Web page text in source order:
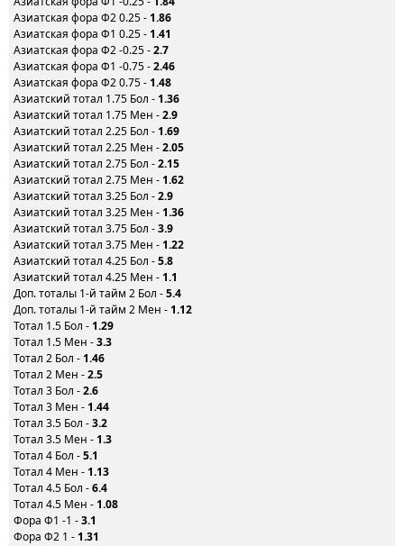
Азиатская фора Ф2 0.25 - 1.86
Азиатская фора Ф1 0.25 - 1.41
Азиатская фора Ф2 -0.25 -2.7
Азиатская фора Ф1 -0.75 -2.46
Азиатская фора Ф2 0.75 - 1.48
Азиатский тотал 1.75 Бол - 1.36
Азиатский тотал 1.75 Мен -2.9
Азиатский тотал 2.25 Бол - 1.69
Азиатский тотал 2.25 Мен -2.05
Азиатский тотал 2.75 Бол -2.15
Азиатский тотал 2.75 Мен - 1.62
Азиатский тотал 3.25 Бол -2.9
Азиатский тотал 3.25 Мен - 1.36
Азиатский тотал 3.75 Бол -3.9
Азиатский тотал 3.75 Мен - 1.22
Азиатский тотал 4.25 Бол -5.8
Азиатский тотал 4.25 Мен - 1.1
Доп. тоталы 1-й тайм 2 Бол -5.4
Доп. тоталы 1-й тайм 2 Мен - 1.12
Тотал 1.5 Бол - 1.29
Тотал 1.5 Мен -3.3
Тотал 2 Бол - 1.46
Тотал 2 Мен -2.5
Тотал 3 Бол -2.6
Тотал 3 Мен - 1.44
Тотал 3.5 Бол -3.2
Тотал 3.5 Мен - 1.3
Тотал 4 Бол -5.1
Тотал 4 Мен - 1.13
Тотал 4.5 Бол -6.4
Тотал 4.5 Мен - 1.08
Фора Ф1 -1 -3.1
Фора Ф2 1 - 1.31